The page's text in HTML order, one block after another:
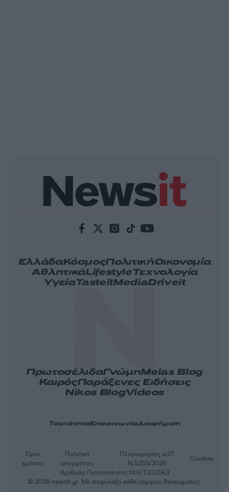
ΕλλάδαΚόσμοςΠολιτικήΟικονομία
ΑθλητικάLifestyleΤεχνολογία
ΥγείαTasteitMediaDriveit
ΠρωτοσέλιδαΓνώμηMelas Blog
ΚαιρόςΠαράξενες Ειδήσεις
Nikos BlogVideos
ΤαυτότηταΕπικοινωνίαΔιαφήμιση
Αριθμός Πιστοποίησης Μ.Η.Τ.232163
Όροι
χρήσης
Πολιτική
απορρήτου
Πληροφορίες α.27
Ν.5253/2025
Cookies
© 2026 newsit.gr. Με επιφύλαξη κάθε νομίμου δικαιώματος.